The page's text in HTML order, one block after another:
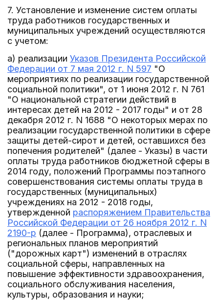
7. Установление и изменение систем оплаты
труда работников государственных и
муниципальных учреждений осуществляются
с учетом:
а) реализации Указов Президента Российской
Федерации от 7 мая 2012 г. N 597 "О
мероприятиях по реализации государственной
социальной политики", от 1 июня 2012 г. N 761
"О национальной стратегии действий в
интересах детей на 2012 - 2017 годы" и от 28
декабря 2012 г. N 1688 "О некоторых мерах по
реализации государственной политики в сфере
защиты детей-сирот и детей, оставшихся без
попечения родителей" (далее - Указы) в части
оплаты труда работников бюджетной сферы в
2014 году, положений Программы поэтапного
совершенствования системы оплаты труда в
государственных (муниципальных)
учреждениях на 2012 - 2018 годы,
утвержденной распоряжением Правительства
Российской Федерации от 26 ноября 2012 г. N
2190-р (далее - Программа), отраслевых и
региональных планов мероприятий
("дорожных карт") изменений в отраслях
социальной сферы, направленных на
повышение эффективности здравоохранения,
социального обслуживания населения,
культуры, образования и науки;